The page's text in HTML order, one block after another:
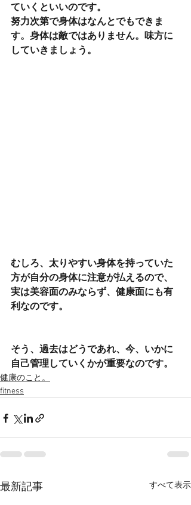
ていくといいのです。
努力次第で身体はなんとでもできま
す。身体は敵ではありません。味方に
していきましょう。
むしろ、太りやすい身体を持っていた
方が自分の身体に注意が払えるので、
実は美容面のみならず、健康面にも有
利なのです。
そう、過去はどうであれ、今、いかに
自己管理していくかが重要なのです。
健康のこと。
fitness
最新記事 すべて表示